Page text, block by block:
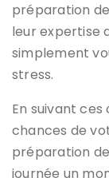
préparation
leur expertise
simplement
stress.
En suivant
chances de
préparation
journée un